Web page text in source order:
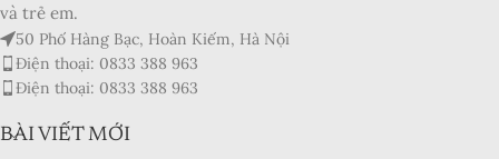
Xếp hạng của biên tập viên:
5
và trẻ em.
50 Phố Hàng Bạc, Hoàn Kiếm, Hà Nội
Điện thoại: 0833 388 963
Điện thoại: 0833 388 963
BÀI VIẾT MỚI